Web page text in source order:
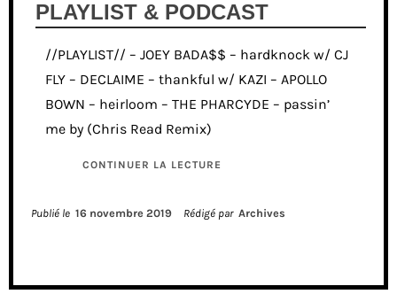
PLAYLIST & PODCAST
//PLAYLIST// – JOEY BADA$$ – hardknock w/ CJ
FLY – DECLAIME – thankful w/ KAZI – APOLLO
BOWN – heirloom – THE PHARCYDE – passin’
me by (Chris Read Remix)
CONTINUER LA LECTURE
Publié le 16 novembre 2019 Rédigé par Archives